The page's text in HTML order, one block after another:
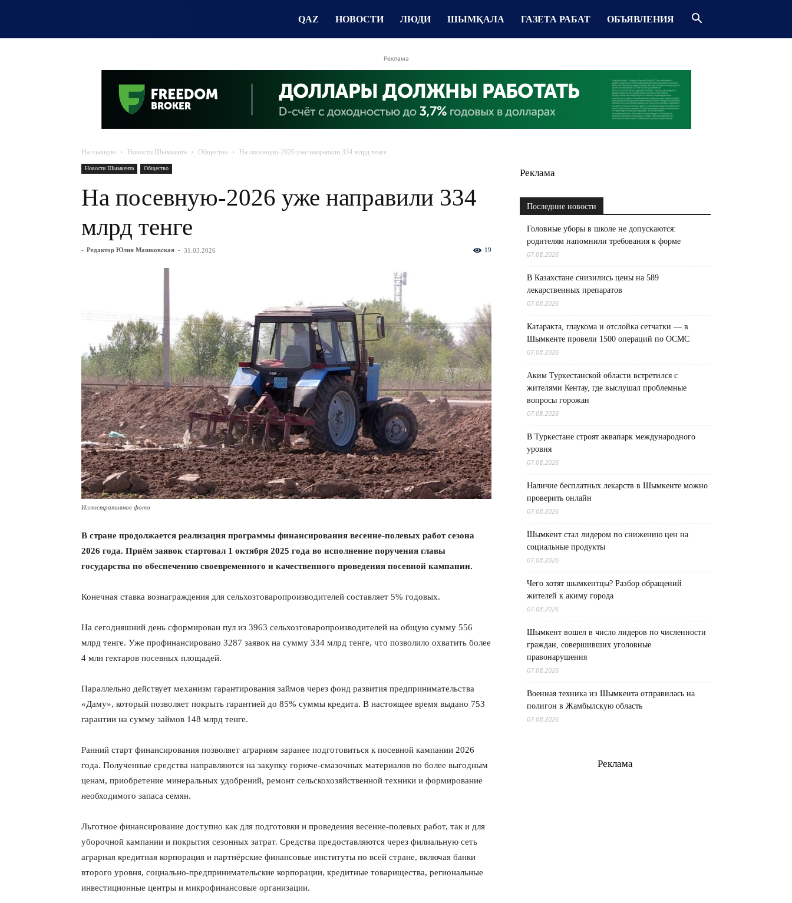
QAZ НОВОСТИ ЛЮДИ ШЫМҚАЛА ГАЗЕТА РАБАТ ОБЪЯВЛЕНИЯ
Реклама
На главную Новости Шымкента Общество На посевную-2026 уже направили 334 млрд тенге
Новости Шымкента Общество
На посевную-2026 уже направили 334
млрд тенге
- Редактор Юлия Машковская - 31.03.2026 19
Иллюстративное фото
В стране продолжается реализация программы финансирования весенне-полевых работ сезона
2026 года. Приём заявок стартовал 1 октября 2025 года во исполнение поручения главы
государства по обеспечению своевременного и качественного проведения посевной кампании.
Конечная ставка вознаграждения для сельхозтоваропроизводителей составляет 5% годовых.
На сегодняшний день сформирован пул из 3963 сельхозтоваропроизводителей на общую сумму 556
млрд тенге. Уже профинансировано 3287 заявок на сумму 334 млрд тенге, что позволило охватить более
4 млн гектаров посевных площадей.
Параллельно действует механизм гарантирования займов через фонд развития предпринимательства
«Даму», который позволяет покрыть гарантией до 85% суммы кредита. В настоящее время выдано 753
гарантии на сумму займов 148 млрд тенге.
Ранний старт финансирования позволяет аграриям заранее подготовиться к посевной кампании 2026
года. Полученные средства направляются на закупку горюче-смазочных материалов по более выгодным
ценам, приобретение минеральных удобрений, ремонт сельскохозяйственной техники и формирование
необходимого запаса семян.
Льготное финансирование доступно как для подготовки и проведения весенне-полевых работ, так и для
уборочной кампании и покрытия сезонных затрат. Средства предоставляются через филиальную сеть
аграрная кредитная корпорация и партнёрские финансовые институты по всей стране, включая банки
второго уровня, социально-предпринимательские корпорации, кредитные товарищества, региональные
инвестиционные центры и микрофинансовые организации.
Реклама
Последние новости
Головные уборы в школе не допускаются:
родителям напомнили требования к форме
07.08.2026
В Казахстане снизились цены на 589
лекарственных препаратов
07.08.2026
Катаракта, глаукома и отслойка сетчатки — в
Шымкенте провели 1500 операций по ОСМС
07.08.2026
Аким Туркестанской области встретился с
жителями Кентау, где выслушал проблемные
вопросы горожан
07.08.2026
В Туркестане строят аквапарк международного
уровня
07.08.2026
Наличие бесплатных лекарств в Шымкенте можно
проверить онлайн
07.08.2026
Шымкент стал лидером по снижению цен на
социальные продукты
07.08.2026
Чего хотят шымкентцы? Разбор обращений
жителей к акиму города
07.08.2026
Шымкент вошел в число лидеров по численности
граждан, совершивших уголовные
правонарушения
07.08.2026
Военная техника из Шымкента отправилась на
полигон в Жамбылскую область
07.08.2026
Реклама